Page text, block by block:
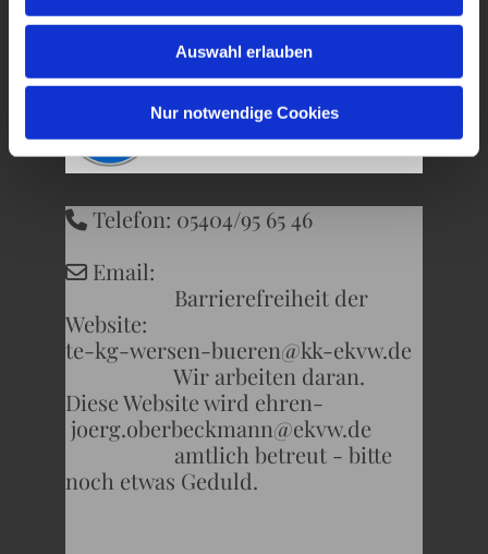
Auswahl erlauben
Nur notwendige Cookies
 Telefon: 05404/95 65 46
 Email:
Barrierefreiheit der
Website:
te-kg-wersen-bueren@kk-ekvw.de
Wir arbeiten daran.
Diese Website wird ehren-
joerg.oberbeckmann@ekvw.de
amtlich betreut - bitte
noch etwas Geduld.